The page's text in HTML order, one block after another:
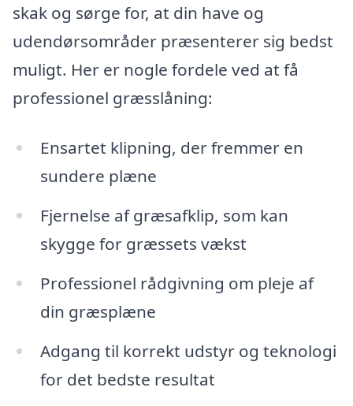
skak og sørge for, at din have og
udendørsområder præsenterer sig bedst
muligt. Her er nogle fordele ved at få
professionel græsslåning:
Ensartet klipning, der fremmer en
sundere plæne
Fjernelse af græsafklip, som kan
skygge for græssets vækst
Professionel rådgivning om pleje af
din græsplæne
Adgang til korrekt udstyr og teknologi
for det bedste resultat